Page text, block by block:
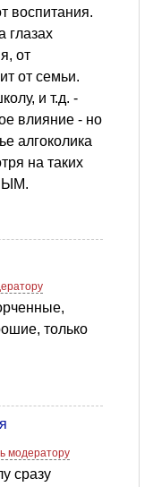
воспитания.
глазах
от
от семьи.
и т.д. -
влияние - но
алгоколика
на таких
только
модератору
сразу